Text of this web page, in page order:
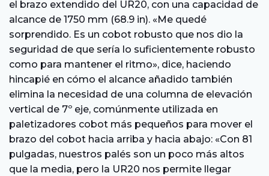
el brazo extendido del UR20, con una capacidad de
alcance de 1750 mm (68.9 in). «Me quedé
sorprendido. Es un cobot robusto que nos dio la
seguridad de que sería lo suficientemente robusto
como para mantener el ritmo», dice, haciendo
hincapié en cómo el alcance añadido también
elimina la necesidad de una columna de elevación
vertical de 7º eje, comúnmente utilizada en
paletizadores cobot más pequeños para mover el
brazo del cobot hacia arriba y hacia abajo: «Con 81
pulgadas, nuestros palés son un poco más altos
que la media, pero la UR20 nos permite llegar